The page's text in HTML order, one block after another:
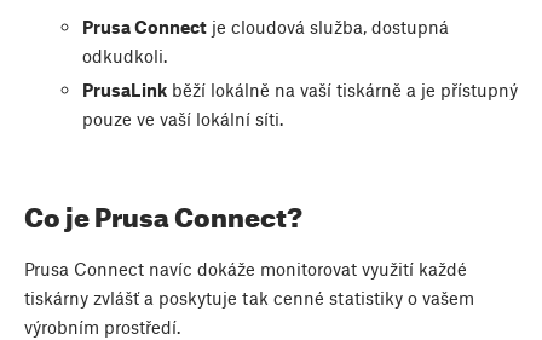
Prusa Connectje cloudová služba, dostupná
odkudkoli.
PrusaLinkběží lokálně na vaší tiskárně a je přístupný
pouze ve vaší lokální síti.
Co je Prusa Connect?
Prusa Connect navíc dokáže monitorovat využití každé
tiskárny zvlášť a poskytuje tak cenné statistiky o vašem
výrobním prostředí.